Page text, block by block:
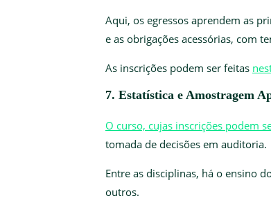
Aqui, os egressos aprendem as
e as obrigações acessórias, com
As inscrições podem ser feitas
7. Estatística e Amostragem
O curso, cujas inscrições podem
tomada de decisões em auditoria.
Entre as disciplinas, há o ensino
outros.